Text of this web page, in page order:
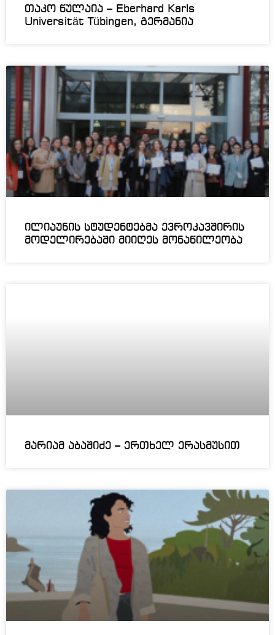
თაკო წულაია – Eberhard Karls
Universität Tübingen, გერმანია
ილიაუნის სტუდენტებმა ევროკავშირის
მოდელირებაში მიიღეს მონაწილეობა
მარიამ აბაშიძე – ერთხელ ერასმუსით